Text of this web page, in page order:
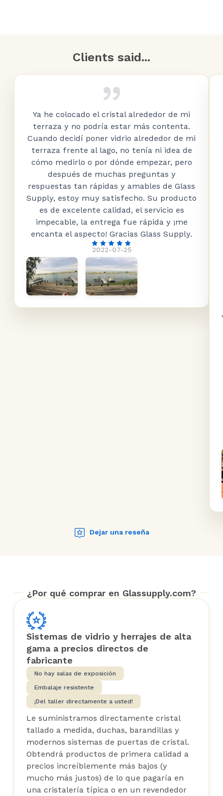
Clients said...
2022-07-25
Ya he colocado el cristal alrededor de mi
terraza y no podría estar más contenta.
Cuando decidí poner vidrio alrededor de mi
terraza frente al lago, no tenía ni idea de
cómo medirlo o por dónde empezar, pero
después de muchas preguntas y
respuestas tan rápidas y amables de Glass
Supply, estoy muy satisfecho. Su producto
es de excelente calidad, el servicio es
impecable, la entrega fue rápida y ¡me
encanta el aspecto! Gracias Glass Supply.
Dejar una reseña
¿Por qué comprar en Glassupply.com?
Sistemas de vidrio y herrajes de alta
gama a precios directos de
fabricante
No hay salas de exposición
Embalaje resistente
¡Del taller directamente a usted!
Le suministramos directamente cristal
tallado a medida, duchas, barandillas y
modernos sistemas de puertas de cristal.
Obtendrá productos de primera calidad a
precios increíblemente más bajos (y
mucho más justos) de lo que pagaría en
una cristalería típica o en un revendedor